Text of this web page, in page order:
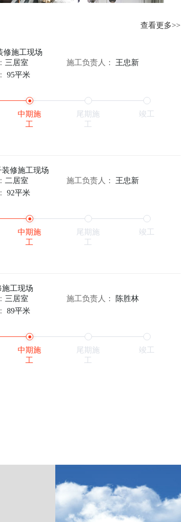
查看更多>>
修施工现场
三居室 施工负责人：
王忠新
95平米
中期施
工
尾期施
工
竣工
装修施工现场
二居室 施工负责人：
王忠新
92平米
中期施
工
尾期施
工
竣工
施工现场
三居室 施工负责人：
陈胜林
89平米
中期施
工
尾期施
工
竣工